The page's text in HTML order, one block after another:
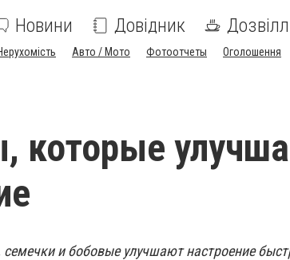
Новини Довідник
Авто / Мото Фотоотчеты Оголошення
которые
и бобовые улучшают настроение